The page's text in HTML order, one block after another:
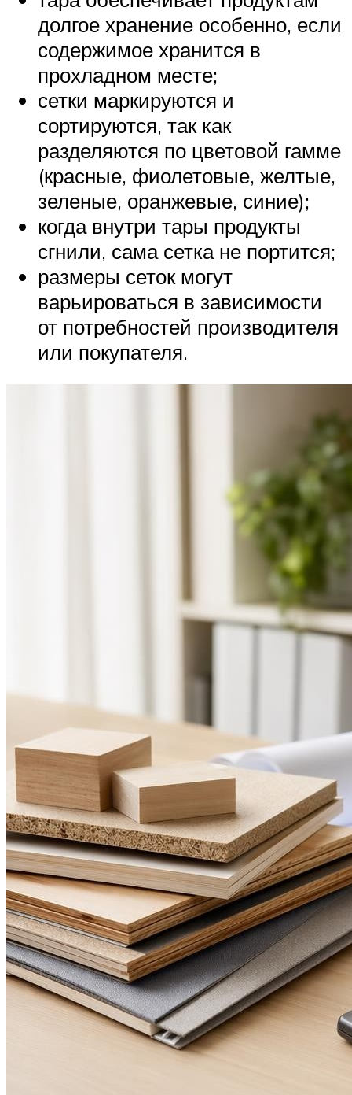
долгое хранение особенно, если
содержимое хранится в
прохладном месте;
сетки маркируются и
сортируются, так как
разделяются по цветовой гамме
(красные, фиолетовые, желтые,
зеленые, оранжевые, синие);
когда внутри тары продукты
сгнили, сама сетка не портится;
размеры сеток могут
варьироваться в зависимости
от потребностей производителя
или покупателя.